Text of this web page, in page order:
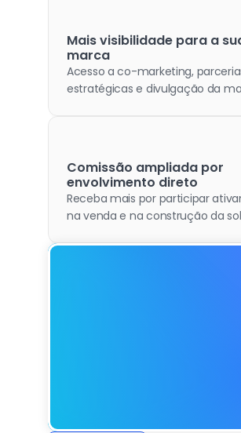
Mais visibilidade para a
marca
Acesso a co-marketing,
estratégicas e divulgação da
Comissão ampliada por
envolvimento direto
Receba mais por participar
na venda e na construção da